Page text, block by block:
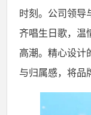
时刻。公司领导
齐唱生日歌，温
高潮。精心设计
与归属感，将品